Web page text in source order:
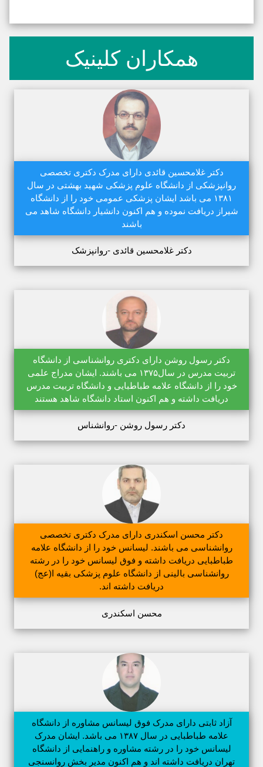
همکاران کلینیک
دکتر غلامحسین قائدی دارای مدرک دکتری تخصصی
روانپزشکی از دانشگاه علوم پزشکی شهید بهشتی در سال
۱۳۸۱ می باشد ایشان پزشکی عمومی خود را از دانشگاه
شیراز دریافت نموده و هم اکنون دانشیار دانشگاه شاهد می
باشند
دکتر غلامحسین قائدی -روانپزشک
دکتر رسول روشن دارای دکتری روانشناسی از دانشگاه
تربیت مدرس در سال۱۳۷۵ می باشند. ایشان مدراج علمی
خود را از دانشگاه علامه طباطبایی و دانشگاه تربیت مدرس
دریافت داشته و هم اکنون استاد دانشگاه شاهد هستند
دکتر رسول روشن -روانشناس
دکتر محسن اسکندری دارای مدرک دکتری تخصصی
روانشناسی می باشند. لیسانس خود را از دانشگاه علامه
طباطبایی دریافت داشته و فوق لیسانس خود را در رشته
روانشناسی بالینی از دانشگاه علوم پزشکی بقیه ا(عج)
دریافت داشته اند.
محسن اسکندری
آزاد ثابتی دارای مدرک فوق لیسانس مشاوره از دانشگاه
علامه طباطبایی در سال ۱۳۸۷ می باشد. ایشان مدرک
لیسانس خود را در رشته مشاوره و راهنمایی از دانشگاه
تهران دریافت داشته اند و هم اکنون مدیر بخش روانسنجی